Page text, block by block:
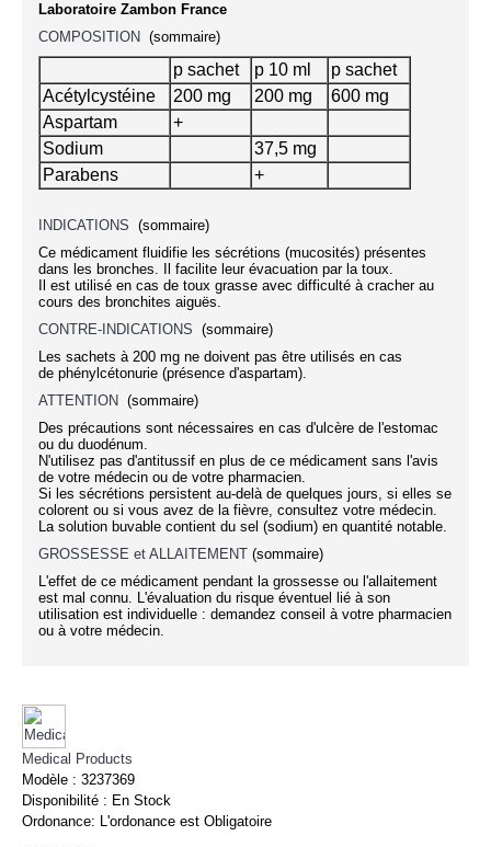
Laboratoire Zambon France
COMPOSITION (sommaire)
p sachet p 10 ml
p sachet
Acétylcystéine
200 mg 200 mg
600 mg
Aspartam
+
Sodium
37,5 mg
Parabens
+
INDICATIONS (sommaire)
Ce médicament fluidifie les sécrétions (mucosités) présentes
dans les bronches. Il facilite leur évacuation par la toux.
Il est utilisé en cas de toux grasse avec difficulté à cracher au
cours des bronchites aiguës.
CONTRE-INDICATIONS (sommaire)
Les sachets à 200 mg ne doivent pas être utilisés en cas
de phénylcétonurie (présence d'aspartam).
ATTENTION (sommaire)
Des précautions sont nécessaires en cas d'ulcère de l'estomac
ou du duodénum.
N'utilisez pas d'antitussif en plus de ce médicament sans l'avis
de votre médecin ou de votre pharmacien.
Si les sécrétions persistent au-delà de quelques jours, si elles se
colorent ou si vous avez de la fièvre, consultez votre médecin.
La solution buvable contient du sel (sodium) en quantité notable.
GROSSESSE et ALLAITEMENT (sommaire)
L'effet de ce médicament pendant la grossesse ou l'allaitement
est mal connu. L'évaluation du risque éventuel lié à son
utilisation est individuelle : demandez conseil à votre pharmacien
ou à votre médecin.
Medical Products
Modèle : 3237369
Disponibilité : En Stock
Ordonance: L'ordonance est Obligatoire